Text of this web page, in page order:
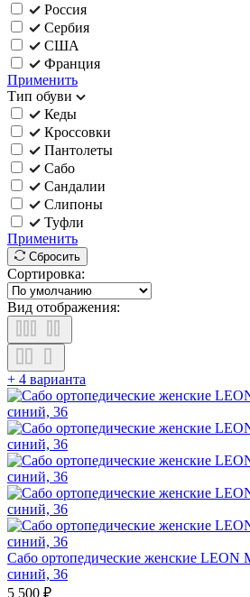
Россия
Сербия
США
Франция
Применить
Тип обуви
Кеды
Кроссовки
Пантолеты
Сабо
Сандалии
Слипоны
Туфли
Применить
Сбросить
Сортировка:
Вид отображения:
+ 4 варианта
Сабо ортопедические женские LEON
синий, 36
5 500 ₽